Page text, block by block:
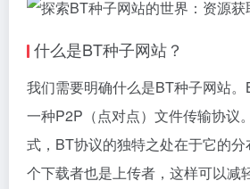
什么是BT种子网站？
我们需要明确什么是BT种子网站
一种P2P（点对点）文件传输协议
式，BT协议的独特之处在于它的
个下载者也是上传者，这样可以减